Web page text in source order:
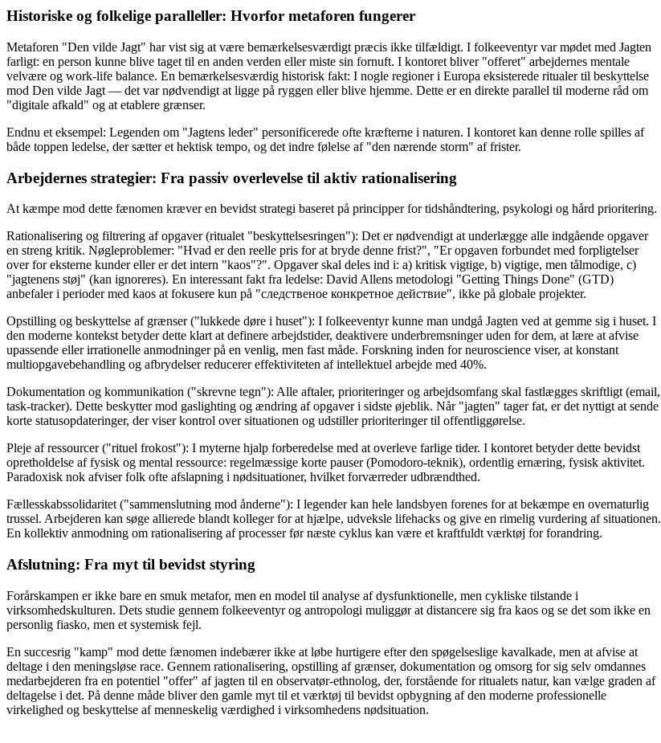
Historiske og folkelige paralleller: Hvorfor metaforen fungerer
Metaforen "Den vilde Jagt" har vist sig at være bemærkelsesværdigt præcis ikke tilfældigt. I folkeeventyr var mødet med Jagten
farligt: en person kunne blive taget til en anden verden eller miste sin fornuft. I kontoret bliver "offeret" arbejdernes mentale
velvære og work-life balance. En bemærkelsesværdig historisk fakt: I nogle regioner i Europa eksisterede ritualer til beskyttelse
mod Den vilde Jagt — det var nødvendigt at ligge på ryggen eller blive hjemme. Dette er en direkte parallel til moderne råd om
"digitale afkald" og at etablere grænser.
Endnu et eksempel: Legenden om "Jagtens leder" personificerede ofte kræfterne i naturen. I kontoret kan denne rolle spilles af
både toppen ledelse, der sætter et hektisk tempo, og det indre følelse af "den nærende storm" af frister.
Arbejdernes strategier: Fra passiv overlevelse til aktiv rationalisering
At kæmpe mod dette fænomen kræver en bevidst strategi baseret på principper for tidshåndtering, psykologi og hård prioritering.
Rationalisering og filtrering af opgaver (ritualet "beskyttelsesringen"): Det er nødvendigt at underlægge alle indgående opgaver
en streng kritik. Nøgleproblemer: "Hvad er den reelle pris for at bryde denne frist?", "Er opgaven forbundet med forpligtelser
over for eksterne kunder eller er det intern "kaos"?". Opgaver skal deles ind i: a) kritisk vigtige, b) vigtige, men tålmodige, c)
"jagtenens støj" (kan ignoreres). En interessant fakt fra ledelse: David Allens metodologi "Getting Things Done" (GTD)
anbefaler i perioder med kaos at fokusere kun på "следственое конкретное действие", ikke på globale projekter.
Opstilling og beskyttelse af grænser ("lukkede døre i huset"): I folkeeventyr kunne man undgå Jagten ved at gemme sig i huset. I
den moderne kontekst betyder dette klart at definere arbejdstider, deaktivere underbremsninger uden for dem, at lære at afvise
upassende eller irrationelle anmodninger på en venlig, men fast måde. Forskning inden for neuroscience viser, at konstant
multiopgavebehandling og afbrydelser reducerer effektiviteten af intellektuel arbejde med 40%.
Dokumentation og kommunikation ("skrevne tegn"): Alle aftaler, prioriteringer og arbejdsomfang skal fastlægges skriftligt (email,
task-tracker). Dette beskytter mod gaslighting og ændring af opgaver i sidste øjeblik. Når "jagten" tager fat, er det nyttigt at sende
korte statusopdateringer, der viser kontrol over situationen og udstiller prioriteringer til offentliggørelse.
Pleje af ressourcer ("rituel frokost"): I myterne hjalp forberedelse med at overleve farlige tider. I kontoret betyder dette bevidst
opretholdelse af fysisk og mental ressource: regelmæssige korte pauser (Pomodoro-teknik), ordentlig ernæring, fysisk aktivitet.
Paradoxisk nok afviser folk ofte afslapning i nødsituationer, hvilket forværreder udbrændthed.
Fællesskabssolidaritet ("sammenslutning mod ånderne"): I legender kan hele landsbyen forenes for at bekæmpe en overnaturlig
trussel. Arbejderen kan søge allierede blandt kolleger for at hjælpe, udveksle lifehacks og give en rimelig vurdering af situationen.
En kollektiv anmodning om rationalisering af processer før næste cyklus kan være et kraftfuldt værktøj for forandring.
Afslutning: Fra myt til bevidst styring
Forårskampen er ikke bare en smuk metafor, men en model til analyse af dysfunktionelle, men cykliske tilstande i
virksomhedskulturen. Dets studie gennem folkeeventyr og antropologi muliggør at distancere sig fra kaos og se det som ikke en
personlig fiasko, men et systemisk fejl.
En succesrig "kamp" mod dette fænomen indebærer ikke at løbe hurtigere efter den spøgelseslige kavalkade, men at afvise at
deltage i den meningsløse race. Gennem rationalisering, opstilling af grænser, dokumentation og omsorg for sig selv omdannes
medarbejderen fra en potentiel "offer" af jagten til en observatør-ethnolog, der, forstående for ritualets natur, kan vælge graden af
deltagelse i det. På denne måde bliver den gamle myt til et værktøj til bevidst opbygning af den moderne professionelle
virkelighed og beskyttelse af menneskelig værdighed i virksomhedens nødsituation.